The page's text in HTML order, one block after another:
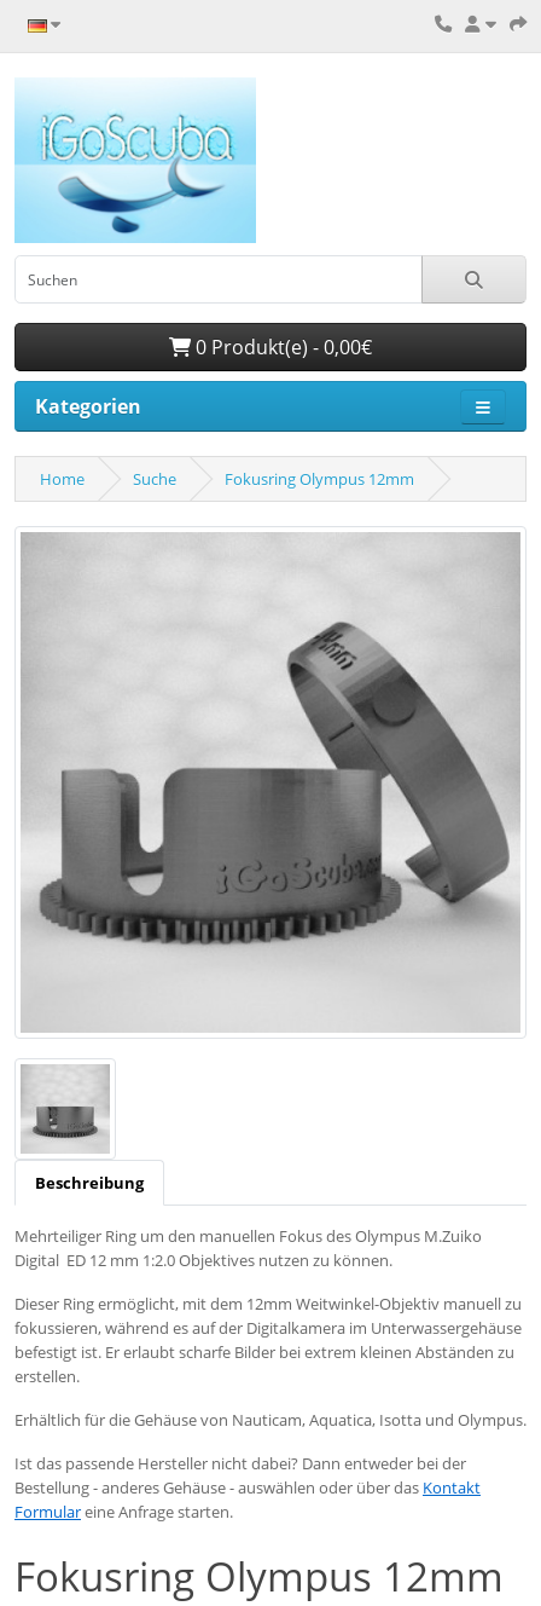
0 Produkt(e) - 0,00€
Kategorien
Home Suche Fokusring Olympus 12mm
Beschreibung
Mehrteiliger Ring um den manuellen Fokus des Olympus M.Zuiko
Digital ED 12 mm 1:2.0 Objektives nutzen zu können.
Dieser Ring ermöglicht, mit dem 12mm Weitwinkel-Objektiv manuell zu
fokussieren, während es auf der Digitalkamera im Unterwassergehäuse
befestigt ist. Er erlaubt scharfe Bilder bei extrem kleinen Abständen zu
erstellen.
Erhältlich für die Gehäuse von Nauticam, Aquatica, Isotta und Olympus.
Ist das passende Hersteller nicht dabei? Dann entweder bei der
Bestellung - anderes Gehäuse - auswählen oder über das Kontakt
Formulareine Anfrage starten.
Fokusring Olympus 12mm